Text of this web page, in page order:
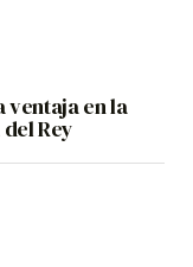
ventaja en la
Rey